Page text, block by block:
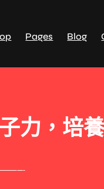
Pages Blog
力，培